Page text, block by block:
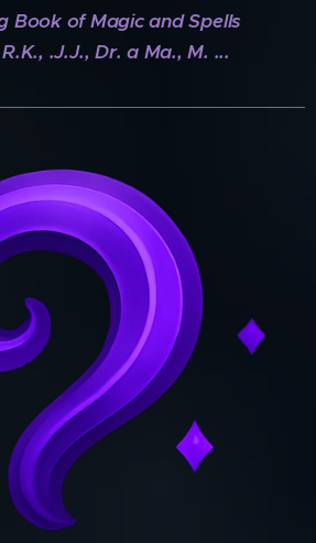
Book of Magic and Spells
.J.J., Dr. a Ma., M. ...